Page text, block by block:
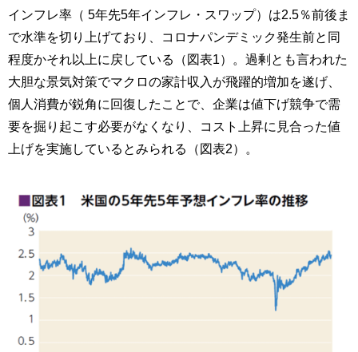
インフレ率（ 5年先5年インフレ・スワップ）は2.5％前後ま
で水準を切り上げており、コロナパンデミック発生前と同
程度かそれ以上に戻している（図表1）。過剰とも言われた
大胆な景気対策でマクロの家計収入が飛躍的増加を遂げ、
個人消費が鋭角に回復したことで、企業は値下げ競争で需
要を掘り起こす必要がなくなり、コスト上昇に見合った値
上げを実施しているとみられる（図表2）。